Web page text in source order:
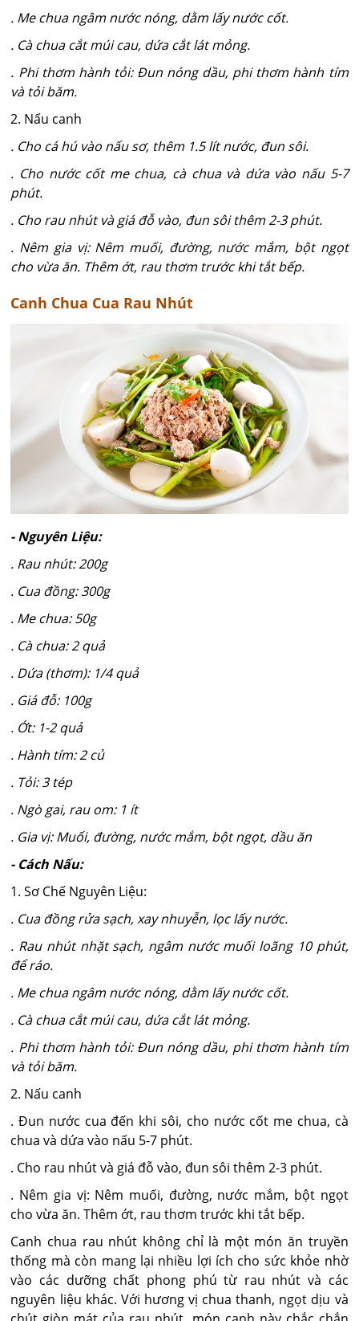
. Me chua ngâm nước nóng, dằm lấy nước cốt.
. Cà chua cắt múi cau, dứa cắt lát mỏng.
. Phi thơm hành tỏi: Đun nóng dầu, phi thơm hành tím
và tỏi băm.
2. Nấu canh
. Cho cá hú vào nấu sơ, thêm 1.5 lít nước, đun sôi.
. Cho nước cốt me chua, cà chua và dứa vào nấu 5-7
phút.
. Cho rau nhút và giá đỗ vào, đun sôi thêm 2-3 phút.
. Nêm gia vị: Nêm muối, đường, nước mắm, bột ngọt
cho vừa ăn. Thêm ớt, rau thơm trước khi tắt bếp.
Canh Chua Cua Rau Nhút
- Nguyên Liệu:
. Rau nhút: 200g
. Cua đồng: 300g
. Me chua: 50g
. Cà chua: 2 quả
. Dứa (thơm): 1/4 quả
. Giá đỗ: 100g
. Ớt: 1-2 quả
. Hành tím: 2 củ
. Tỏi: 3 tép
. Ngò gai, rau om: 1 ít
. Gia vị: Muối, đường, nước mắm, bột ngọt, dầu ăn
- Cách Nấu:
1. Sơ Chế Nguyên Liệu:
. Cua đồng rửa sạch, xay nhuyễn, lọc lấy nước.
. Rau nhút nhặt sạch, ngâm nước muối loãng 10 phút,
để ráo.
. Me chua ngâm nước nóng, dằm lấy nước cốt.
. Cà chua cắt múi cau, dứa cắt lát mỏng.
. Phi thơm hành tỏi: Đun nóng dầu, phi thơm hành tím
và tỏi băm.
2. Nấu canh
. Đun nước cua đến khi sôi, cho nước cốt me chua, cà
chua và dứa vào nấu 5-7 phút.
. Cho rau nhút và giá đỗ vào, đun sôi thêm 2-3 phút.
. Nêm gia vị: Nêm muối, đường, nước mắm, bột ngọt
cho vừa ăn. Thêm ớt, rau thơm trước khi tắt bếp.
Canh chua rau nhút không chỉ là một món ăn truyền
thống mà còn mang lại nhiều lợi ích cho sức khỏe nhờ
vào các dưỡng chất phong phú từ rau nhút và các
nguyên liệu khác. Với hương vị chua thanh, ngọt dịu và